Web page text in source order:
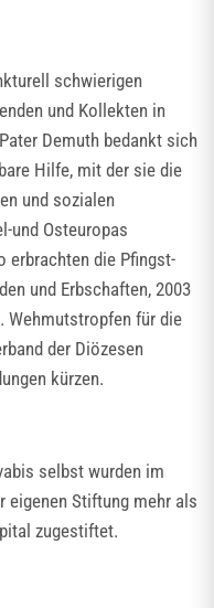
schwierigen
und Kollekten in
Demuth bedankt sich
Hilfe, mit der sie die
und sozialen
und Osteuropas
erbrachten die Pfingst-
und Erbschaften, 2003
Wehmutstropfen für die
der Diözesen
kürzen.
selbst wurden im
eigenen Stiftung mehr als
zugestiftet.